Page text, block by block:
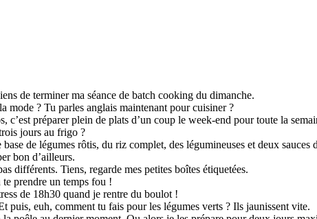
de terminer ma séance de batch cooking du dimanche.
mode ? Tu parles anglais maintenant pour cuisiner ?
préparer plein de plats d’un coup le week-end pour toute la
jours au frigo ?
de légumes rôtis, du riz complet, des légumineuses et deux sauces
bon d’ailleurs.
différents. Tiens, regarde mes petites boîtes étiquetées.
prendre un temps fou !
de 18h30 quand je rentre du boulot !
euh, comment tu fais pour les légumes verts ? Ils jaunissent vite.